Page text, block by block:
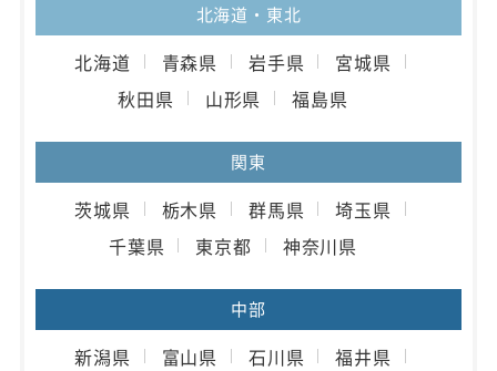
北海道・東北
北海道 青森県 岩手県
宮城県
秋田県
山形県 福島県
関東
茨城県 栃木県 群馬県
埼玉県
千葉県
東京都 神奈川県
中部
新潟県 富山県 石川県
福井県